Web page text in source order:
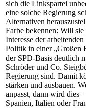
sich die Linkspartei
eine solche Regierung
Alternativen
Farbe bekennen: Will
Interesse der
Politik in einer „Großen
der SPD-Basis deutlich
Schröder und Co.
Regierung sind. Damit
stärken und ausbauen.
anpasst, dann wird dies
Spanien, Italien oder